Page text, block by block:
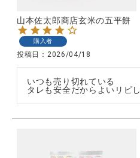
ファッション雑貨
生活雑貨
山本佐太郎商店玄米の五平餅
購入者
投稿日 2026/04/18
いつも売り切れている
タレも安全だからよいリピ